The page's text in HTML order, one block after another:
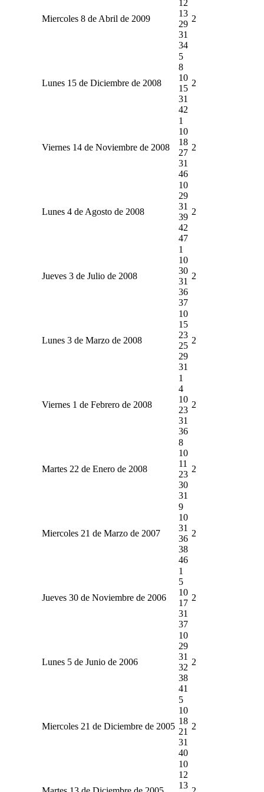
Miercoles 8 de Abril de 2009
12
13
29
31
34
2
Lunes 15 de Diciembre de 2008
5
8
10
15
31
42
2
Viernes 14 de Noviembre de 2008
1
10
18
27
31
46
2
Lunes 4 de Agosto de 2008
10
29
31
39
42
47
2
Jueves 3 de Julio de 2008
1
10
30
31
36
37
2
Lunes 3 de Marzo de 2008
10
15
23
25
29
31
2
Viernes 1 de Febrero de 2008
1
4
10
23
31
36
2
Martes 22 de Enero de 2008
8
10
11
23
30
31
2
Miercoles 21 de Marzo de 2007
9
10
31
36
38
46
2
Jueves 30 de Noviembre de 2006
1
5
10
17
31
37
2
Lunes 5 de Junio de 2006
10
29
31
32
38
41
2
Miercoles 21 de Diciembre de 2005
5
10
18
21
31
40
2
10
12
13